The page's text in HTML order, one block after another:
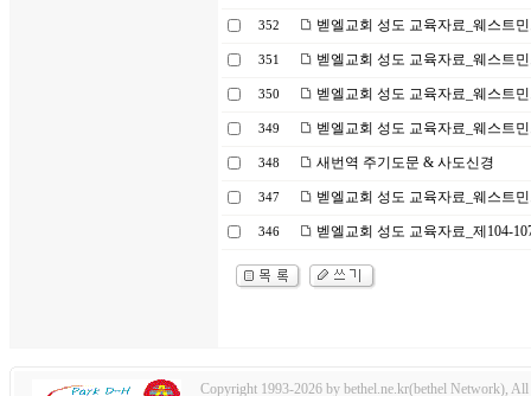
352 벧엘교회 성도 교육자료_웨스트
351 벧엘교회 성도 교육자료_웨스트
350 벧엘교회 성도 교육자료_웨스트
349 벧엘교회 성도 교육자료_웨스트
348 새번역 주기도문 & 사도신경
347 벧엘교회 성도 교육자료_웨스트
346 벧엘교회 성도 교육자료_제104-
Copyright 1993-2026 by bethel.ne.kr(bethel Network), All